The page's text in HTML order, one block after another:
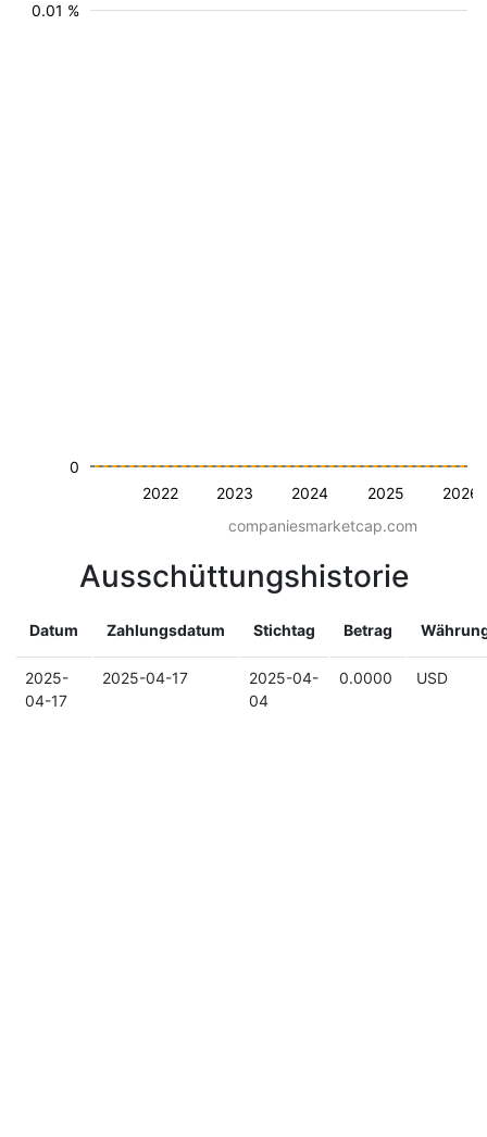
2022 2023 2024 2025 2026
0.01 %
0
companiesmarketcap.com
Ausschüttungshistorie
Datum Zahlungsdatum Stichtag Betrag
2025-
04-17
2025-04-17
2025-04-
04
0.0000 USD